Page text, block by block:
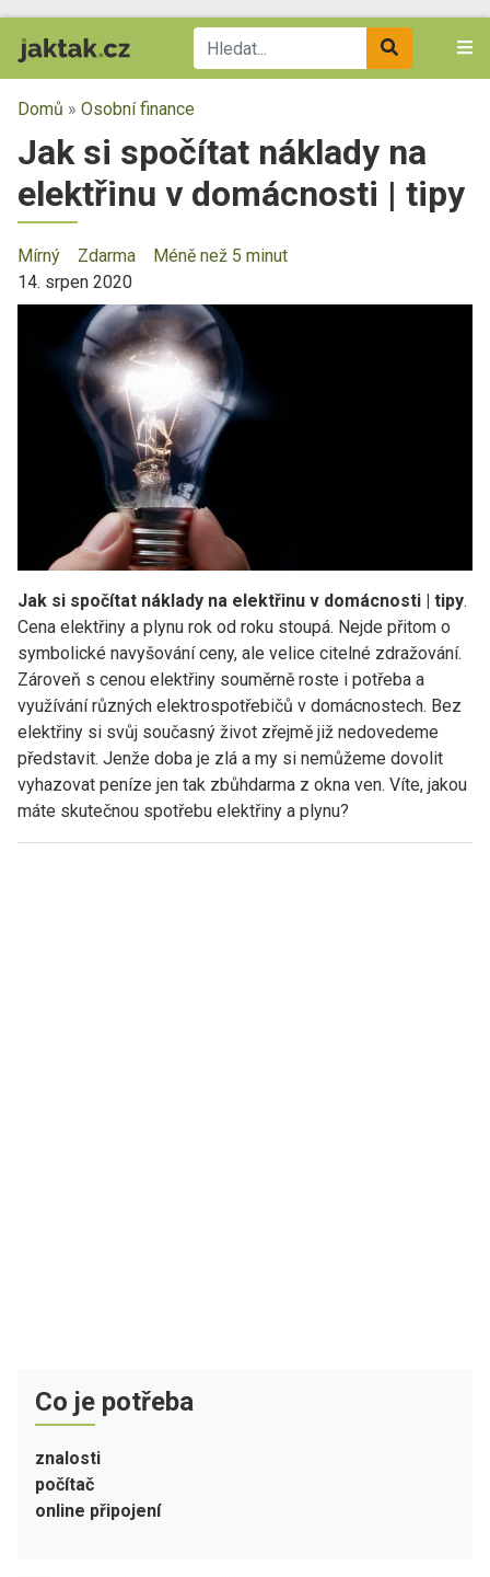
Domů » Osobní finance
Jak si spočítat náklady na
elektřinu v domácnosti | tipy
Mírný Zdarma
Méně než 5 minut
14. srpen 2020
Jak si spočítat náklady na elektřinu v domácnosti | tipy.
Cena elektřiny a plynu rok od roku stoupá. Nejde přitom o
symbolické navyšování ceny, ale velice citelné zdražování.
Zároveň s cenou elektřiny souměrně roste i potřeba a
využívání různých elektrospotřebičů v domácnostech. Bez
elektřiny si svůj současný život zřejmě již nedovedeme
představit. Jenže doba je zlá a my si nemůžeme dovolit
vyhazovat peníze jen tak zbůhdarma z okna ven. Víte, jakou
máte skutečnou spotřebu elektřiny a plynu?
Co je potřeba
znalosti
počítač
online připojení